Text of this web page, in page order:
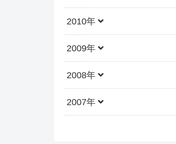
2010年
2009年
2008年
2007年